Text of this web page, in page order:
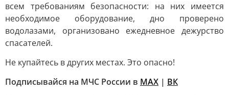
всем требованиям безопасности: на них имеется
необходимое оборудование, дно проверено
водолазами, организовано ежедневное дежурство
спасателей.
Не купайтесь в других местах. Это опасно!
Подписывайся на МЧС России в MAX | ВК